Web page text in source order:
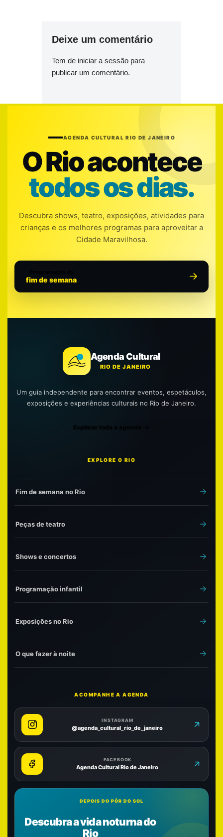
Deixe um comentário
Tem de iniciar a sessão para
publicar um comentário.
AGENDA CULTURAL RIO DE JANEIRO
O Rio acontece
todos os dias.
Descubra shows, teatro, exposições, atividades para
crianças e os melhores programas para aproveitar a
Cidade Maravilhosa.
fim de semana
Agenda Cultural
RIO DE JANEIRO
Um guia independente para encontrar eventos, espetáculos,
exposições e experiências culturais no Rio de Janeiro.
Explorar toda a agenda
EXPLORE O RIO
Fim de semana no Rio
Peças de teatro
Shows e concertos
Programação infantil
Exposições no Rio
O que fazer à noite
ACOMPANHE A AGENDA
INSTAGRAM
@agenda_cultural_rio_de_janeiro
FACEBOOK
Agenda Cultural Rio de Janeiro
DEPOIS DO PÔR DO SOL
Descubra a vida noturna do
Rio